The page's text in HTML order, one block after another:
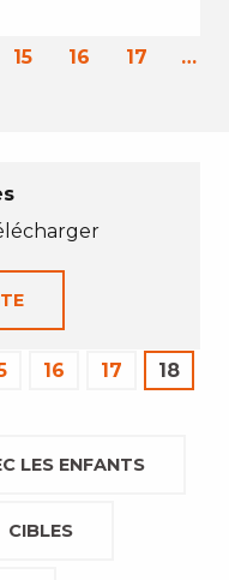
15 16 17 …
16 17 18
LES ENFANTS
CIBLES